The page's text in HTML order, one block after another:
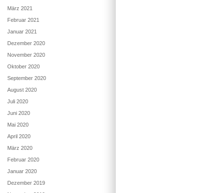
März 2021
Februar 2021
Januar 2021
Dezember 2020
November 2020
Oktober 2020
September 2020
August 2020
Juli 2020
Juni 2020
Mai 2020
April 2020
März 2020
Februar 2020
Januar 2020
Dezember 2019